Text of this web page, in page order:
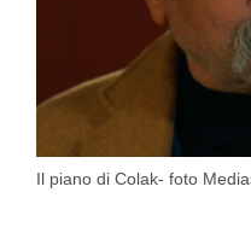
Il piano di Colak- foto